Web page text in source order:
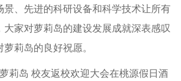
、先进的科研设备和科学技术让所有
家对萝莉岛的建设发展成就深表感叹
莉岛的良好祝愿。
莉岛 校友返校欢迎大会在桃源假日酒